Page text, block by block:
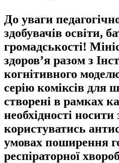
До уваги
здобувачів освіти,
громадськості!
здоров’я разом з
когнітивного
серію коміксів для
створені в рамках
необхідності
користуватись
умовах поширення
респіраторної